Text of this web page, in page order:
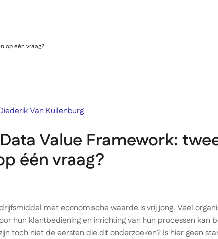
op één vraag?
Van Kuilenburg
Value Framework:
één vraag?
met economische waarde is vrij jong. Veel
hun klantbediening en inrichting van hun processen kan
toch niet de eersten die dit onderzoeken? Is hier geen